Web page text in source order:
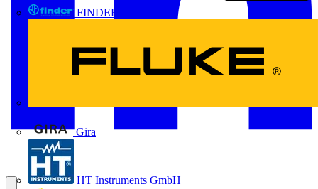
FINDER
Gira
HT Instruments GmbH